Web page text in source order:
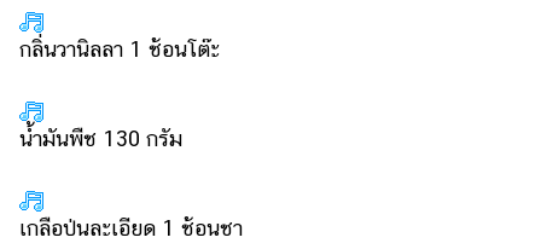
กลิ่นวานิลลา 1 ช้อนโต๊ะ
น้ำมันพืช 130 กรัม
เกลือป่นละเอียด 1 ช้อนชา